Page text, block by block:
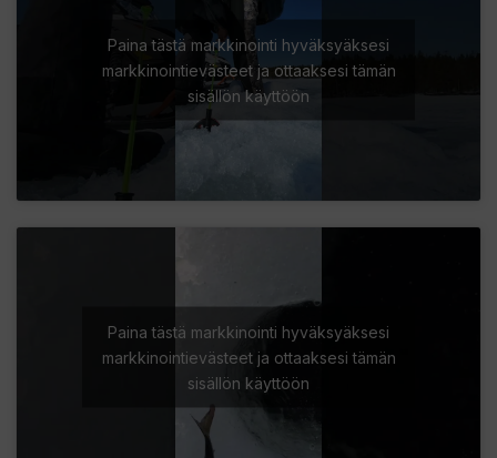
Paina tästä markkinointi hyväksyäksesi
markkinointievästeet ja ottaaksesi tämän
sisällön käyttöön
Paina tästä markkinointi hyväksyäksesi
markkinointievästeet ja ottaaksesi tämän
sisällön käyttöön